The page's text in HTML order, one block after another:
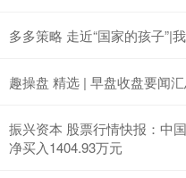
多多策略 走近“国家的孩子”|
趣操盘 精选 | 早盘收盘要闻
振兴资本 股票行情快报：中
净买入1404.93万元